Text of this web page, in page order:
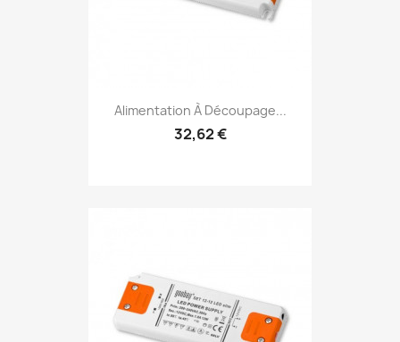
Alimentation À Découpage...
32,62 €